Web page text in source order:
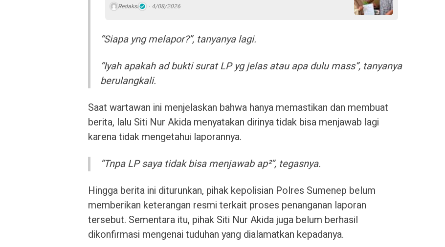
Redaksi 4/08/2026
“Siapa yng melapor?”, tanyanya lagi.
“Iyah apakah ad bukti surat LP yg jelas atau apa dulu mass”, tanyanya
berulangkali.
Saat wartawan ini menjelaskan bahwa hanya memastikan dan membuat
berita, lalu Siti Nur Akida menyatakan dirinya tidak bisa menjawab lagi
karena tidak mengetahui laporannya.
“Tnpa LP saya tidak bisa menjawab ap²”, tegasnya.
Hingga berita ini diturunkan, pihak kepolisian Polres Sumenep belum
memberikan keterangan resmi terkait proses penanganan laporan
tersebut. Sementara itu, pihak Siti Nur Akida juga belum berhasil
dikonfirmasi mengenai tuduhan yang dialamatkan kepadanya.